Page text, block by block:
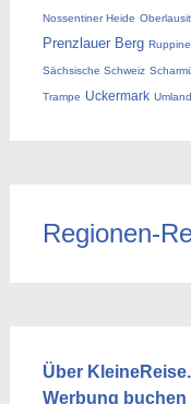
Nossentiner Heide
Prenzlauer Berg
Sächsische Schweiz
Trampe Uckermark
Regionen-
Über
Werbung buchen